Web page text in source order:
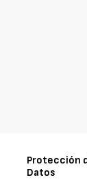
Protección
Datos